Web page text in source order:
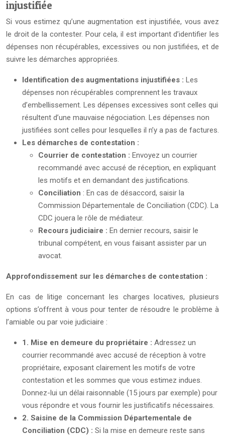
injustifiée
Si vous estimez qu’une augmentation est injustifiée, vous avez
le droit de la contester. Pour cela, il est important d’identifier les
dépenses non récupérables, excessives ou non justifiées, et de
suivre les démarches appropriées.
Identification des augmentations injustifiées : Les
dépenses non récupérables comprennent les travaux
d’embellissement. Les dépenses excessives sont celles qui
résultent d’une mauvaise négociation. Les dépenses non
justifiées sont celles pour lesquelles il n’y a pas de factures.
Les démarches de contestation :
Courrier de contestation : Envoyez un courrier
recommandé avec accusé de réception, en expliquant
les motifs et en demandant des justifications.
Conciliation : En cas de désaccord, saisir la
Commission Départementale de Conciliation (CDC). La
CDC jouera le rôle de médiateur.
Recours judiciaire : En dernier recours, saisir le
tribunal compétent, en vous faisant assister par un
avocat.
Approfondissement sur les démarches de contestation :
En cas de litige concernant les charges locatives, plusieurs
options s’offrent à vous pour tenter de résoudre le problème à
l’amiable ou par voie judiciaire :
1. Mise en demeure du propriétaire : Adressez un
courrier recommandé avec accusé de réception à votre
propriétaire, exposant clairement les motifs de votre
contestation et les sommes que vous estimez indues.
Donnez-lui un délai raisonnable (15 jours par exemple) pour
vous répondre et vous fournir les justificatifs nécessaires.
2. Saisine de la Commission Départementale de
Conciliation (CDC) : Si la mise en demeure reste sans